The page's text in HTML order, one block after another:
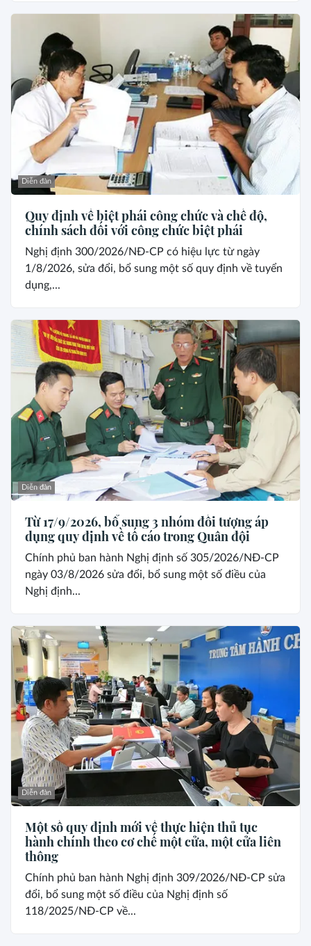
Diễn đàn
Quy định về biệt phái công chức và chế độ,
chính sách đối với công chức biệt phái
Nghị định 300/2026/NĐ-CP có hiệu lực từ ngày
1/8/2026, sửa đổi, bổ sung một số quy định về tuyển
dụng,...
Diễn đàn
Từ 17/9/2026, bổ sung 3 nhóm đối tượng áp
dụng quy định về tố cáo trong Quân đội
Chính phủ ban hành Nghị định số 305/2026/NĐ-CP
ngày 03/8/2026 sửa đổi, bổ sung một số điều của
Nghị định...
Diễn đàn
Một số quy định mới về thực hiện thủ tục
hành chính theo cơ chế một cửa, một cửa liên
thông
Chính phủ ban hành Nghị định 309/2026/NĐ-CP sửa
đổi, bổ sung một số điều của Nghị định số
118/2025/NĐ-CP về...